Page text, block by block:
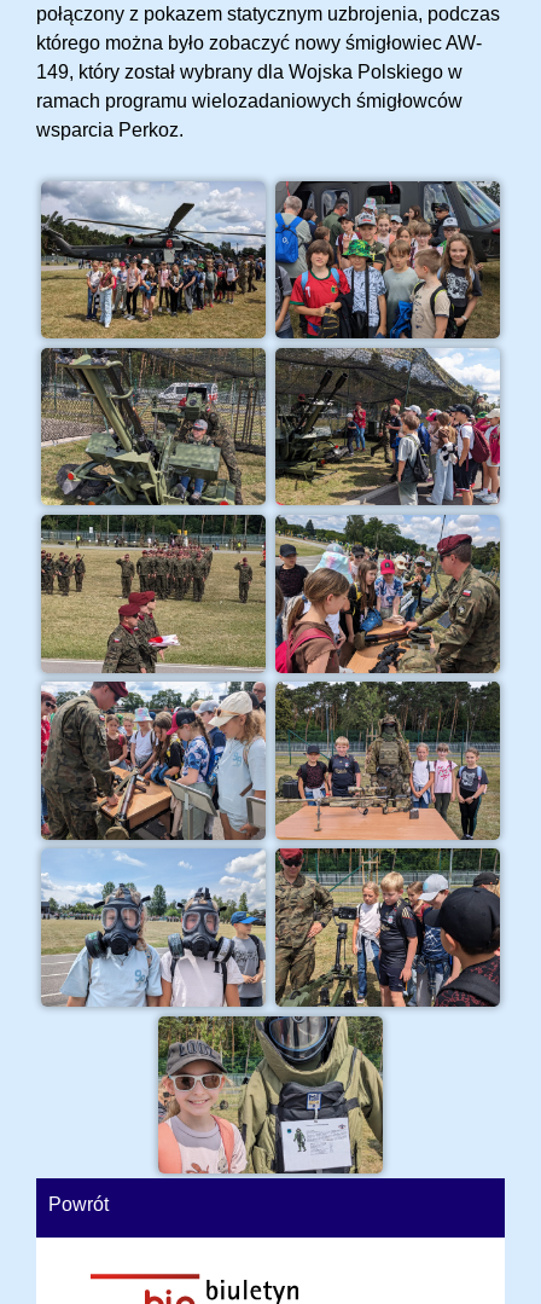
połączony z pokazem statycznym uzbrojenia, podczas
którego można było zobaczyć nowy śmigłowiec AW-
149, który został wybrany dla Wojska Polskiego w
ramach programu wielozadaniowych śmigłowców
wsparcia Perkoz.
Powrót